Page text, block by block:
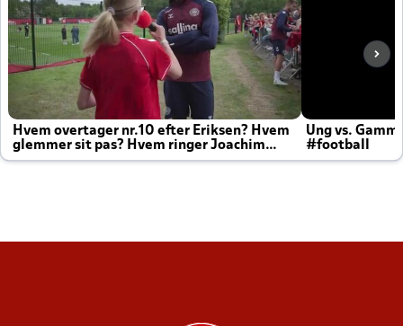
Hvem overtager nr.10 efter Eriksen? Hvem
glemmer sit pas? Hvem ringer Joachim
altid til efter kampe?
Ung vs.
#football